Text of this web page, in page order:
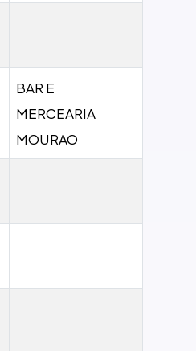
BAR E
MERCEARIA
MOURAO